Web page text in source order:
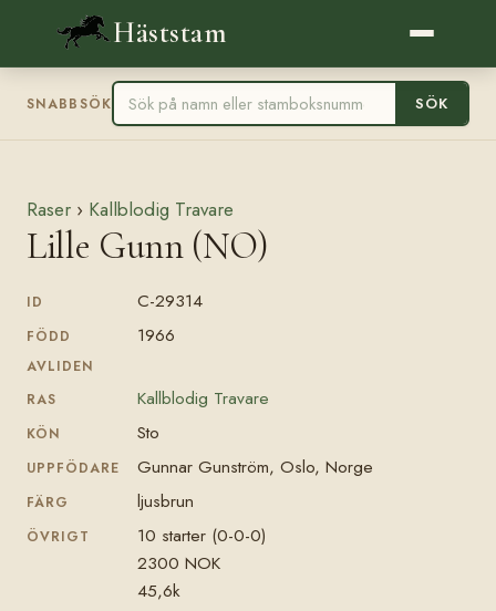
Häststam
SNABBSÖK SÖK
Raser › Kallblodig Travare
Lille Gunn (NO)
ID C-29314
FÖDD 1966
AVLIDEN
RAS
Kallblodig Travare
KÖN Sto
UPPFÖDARE Gunnar Gunström, Oslo, Norge
FÄRG ljusbrun
ÖVRIGT
10 starter (0-0-0)
2300 NOK
45,6k